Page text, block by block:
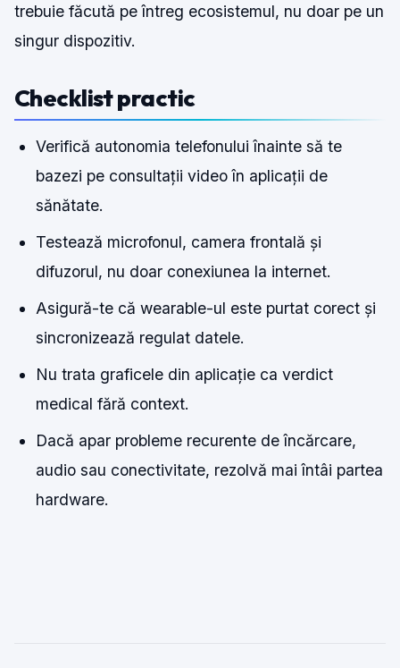
trebuie făcută pe întreg ecosistemul, nu doar pe un
singur dispozitiv.
Checklist practic
Verifică autonomia telefonului înainte să te
bazezi pe consultații video în aplicații de
sănătate.
Testează microfonul, camera frontală și
difuzorul, nu doar conexiunea la internet.
Asigură-te că wearable-ul este purtat corect și
sincronizează regulat datele.
Nu trata graficele din aplicație ca verdict
medical fără context.
Dacă apar probleme recurente de încărcare,
audio sau conectivitate, rezolvă mai întâi partea
hardware.